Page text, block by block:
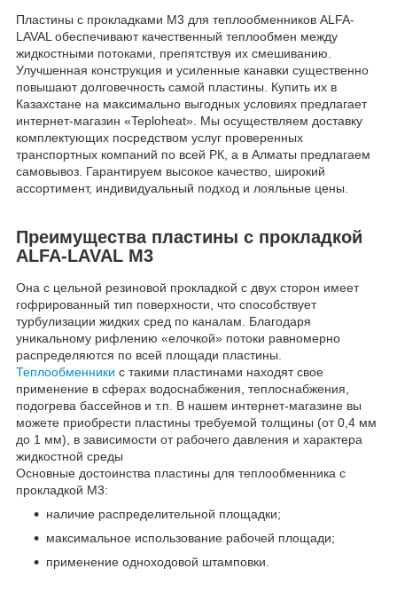
Пластины с прокладками M3 для теплообменников ALFA-
LAVAL обеспечивают качественный теплообмен между
жидкостными потоками, препятствуя их смешиванию.
Улучшенная конструкция и усиленные канавки существенно
повышают долговечность самой пластины. Купить их в
Казахстане на максимально выгодных условиях предлагает
интернет-магазин «Teploheat». Мы осуществляем доставку
комплектующих посредством услуг проверенных
транспортных компаний по всей РК, а в Алматы предлагаем
самовывоз. Гарантируем высокое качество, широкий
ассортимент, индивидуальный подход и лояльные цены.
Преимущества пластины с прокладкой
ALFA-LAVAL M3
Она с цельной резиновой прокладкой с двух сторон имеет
гофрированный тип поверхности, что способствует
турбулизации жидких сред по каналам. Благодаря
уникальному рифлению «елочкой» потоки равномерно
распределяются по всей площади пластины.
Теплообменники с такими пластинами находят свое
применение в сферах водоснабжения, теплоснабжения,
подогрева бассейнов и т.п. В нашем интернет-магазине вы
можете приобрести пластины требуемой толщины (от 0,4 мм
до 1 мм), в зависимости от рабочего давления и характера
жидкостной среды
Основные достоинства пластины для теплообменника с
прокладкой M3:
наличие распределительной площадки;
максимальное использование рабочей площади;
применение одноходовой штамповки.